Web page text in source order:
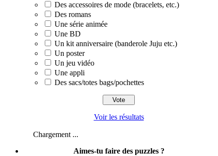
Des accessoires de mode (bracelets, etc.)
Des romans
Une série animée
Une BD
Un kit anniversaire (banderole Juju etc.)
Un poster
Un jeu vidéo
Une appli
Des sacs/totes bags/pochettes
Voir les résultats
Chargement ...
Aimes-tu faire des puzzles ?